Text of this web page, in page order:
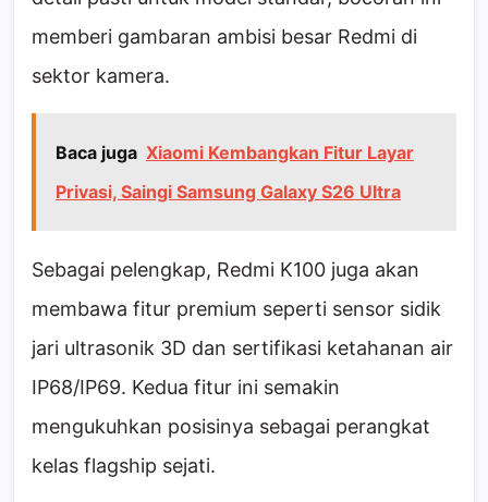
memberi gambaran ambisi besar Redmi di
sektor kamera.
Baca juga Xiaomi Kembangkan Fitur Layar
Privasi, Saingi Samsung Galaxy S26 Ultra
Sebagai pelengkap, Redmi K100 juga akan
membawa fitur premium seperti sensor sidik
jari ultrasonik 3D dan sertifikasi ketahanan air
IP68/IP69. Kedua fitur ini semakin
mengukuhkan posisinya sebagai perangkat
kelas flagship sejati.